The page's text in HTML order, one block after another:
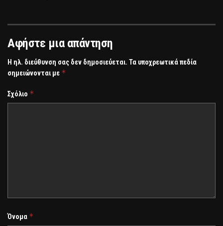
Αφήστε μια απάντηση
Η ηλ. διεύθυνση σας δεν δημοσιεύεται. Τα υποχρεωτικά πεδία
σημειώνονται με *
Σχόλιο *
Όνομα *